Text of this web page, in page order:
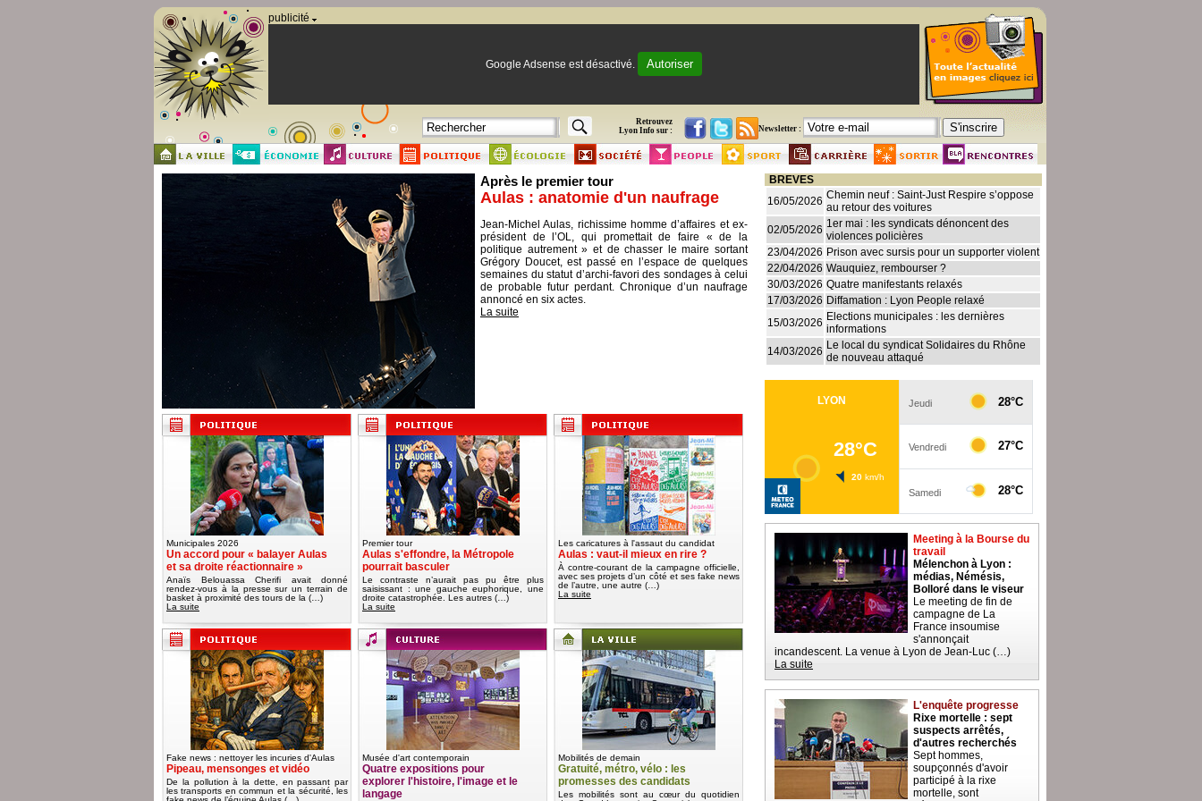
publicité
Google Adsense est désactivé. Autoriser
Retrouvez
Lyon Info sur :
Newsletter :
Après le premier tour
Aulas : anatomie d'un naufrage
Jean-Michel Aulas, richissime homme d’affaires et ex-
président de l’OL, qui promettait de faire « de la
politique autrement » et de chasser le maire sortant
Grégory Doucet, est passé en l’espace de quelques
semaines du statut d’archi-favori des sondages à celui
de probable futur perdant. Chronique d’un naufrage
annoncé en six actes.
La suite
Municipales 2026
Un accord pour « balayer Aulas
et sa droite réactionnaire »
Anaïs Belouassa Cherifi avait donné
rendez-vous à la presse sur un terrain de
basket à proximité des tours de la (…)
La suite
Premier tour
Aulas s'effondre, la Métropole
pourrait basculer
Le contraste n’aurait pas pu être plus
saisissant : une gauche euphorique, une
droite catastrophée. Les autres (…)
La suite
Les caricatures à l'assaut du candidat
Aulas : vaut-il mieux en rire ?
À contre-courant de la campagne officielle,
avec ses projets d’un côté et ses fake news
de l’autre, une autre (…)
La suite
Fake news : nettoyer les incuries d'Aulas
Pipeau, mensonges et vidéo
De la pollution à la dette, en passant par
les transports en commun et la sécurité, les
Musée d'art contemporain
Quatre expositions pour
explorer l'histoire, l'image et le
langage
Mobilités de demain
Gratuité, métro, vélo : les
promesses des candidats
Les mobilités sont au cœur du quotidien
BREVES
16/05/2026 Chemin neuf : Saint-Just Respire s’oppose
au retour des voitures
02/05/2026 1er mai : les syndicats dénoncent des
violences policières
23/04/2026 Prison avec sursis pour un supporter violent
22/04/2026 Wauquiez, rembourser ?
30/03/2026 Quatre manifestants relaxés
17/03/2026 Diffamation : Lyon People relaxé
15/03/2026 Elections municipales : les dernières
informations
14/03/2026 Le local du syndicat Solidaires du Rhône
de nouveau attaqué
Meeting à la Bourse du
travail
Mélenchon à Lyon :
médias, Némésis,
Bolloré dans le viseur
Le meeting de fin de
campagne de La
France insoumise
s'annonçait
incandescent. La venue à Lyon de Jean-Luc (…)
La suite
L'enquête progresse
Rixe mortelle : sept
suspects arrêtés,
d'autres recherchés
Sept hommes,
soupçonnés d'avoir
participé à la rixe
mortelle, sont
Panneau de gestion des cookies